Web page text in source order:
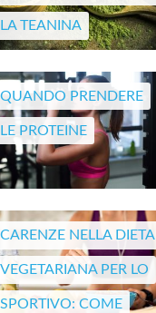
LA TEANINA
QUANDO PRENDERE
LE PROTEINE
CARENZE NELLA DIETA
VEGETARIANA PER LO
SPORTIVO: COME